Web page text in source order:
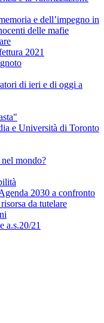
e dell’impegno in
delle mafie
2021
di ieri e di oggi a
e Università di Toronto
mondo?
2030 a confronto
da tutelare
a.s.20/21